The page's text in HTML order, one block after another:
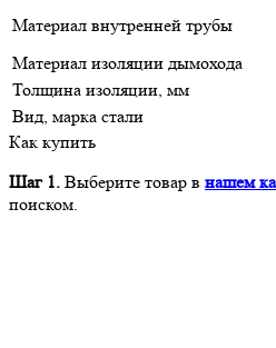
Материал внутренней трубы
Материал изоляции дымохода
Толщина изоляции, мм
Вид, марка стали
Как купить
Шаг 1. Выберите товар в нашем
поиском.